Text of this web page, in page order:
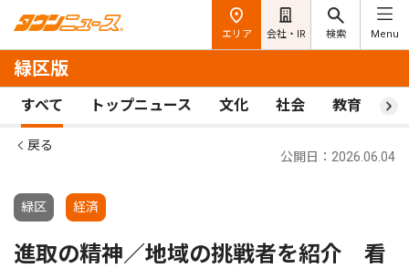
エリア 会社・IR 検索 Menu
緑区版
すべて トップニュース 文化 社会 教育 ス
戻る
緑区 経済
公開日：2026.06.04
進取の精神／地域の挑戦者を紹介 看